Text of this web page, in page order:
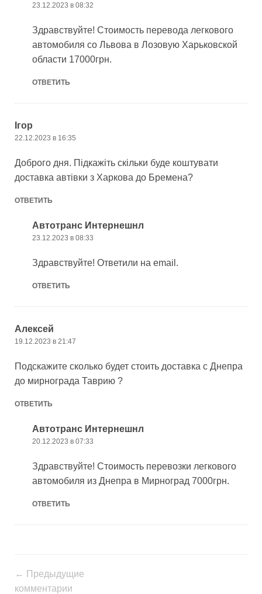
23.12.2023 в 08:32
Здравствуйте! Стоимость перевода легкового
автомобиля со Львова в Лозовую Харьковской
области 17000грн.
ОТВЕТИТЬ
Ігор
22.12.2023 в 16:35
Доброго дня. Підкажіть скільки буде коштувати
доставка автівки з Харкова до Бремена?
ОТВЕТИТЬ
Автотранс Интернешнл
23.12.2023 в 08:33
Здравствуйте! Ответили на email.
ОТВЕТИТЬ
Алексей
19.12.2023 в 21:47
Подскажите сколько будет стоить доставка с Днепра
до мирнограда Таврию ?
ОТВЕТИТЬ
Автотранс Интернешнл
20.12.2023 в 07:33
Здравствуйте! Стоимость перевозки легкового
автомобиля из Днепра в Мирноград 7000грн.
ОТВЕТИТЬ
← Предыдущие
комментарии